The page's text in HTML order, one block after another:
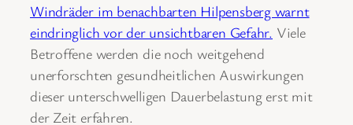
Windräder im benachbarten Hilpensberg warnt
eindringlich vor der unsichtbaren Gefahr. Viele
Betroffene werden die noch weitgehend
unerforschten gesundheitlichen Auswirkungen
dieser unterschwelligen Dauerbelastung erst mit
der Zeit erfahren.